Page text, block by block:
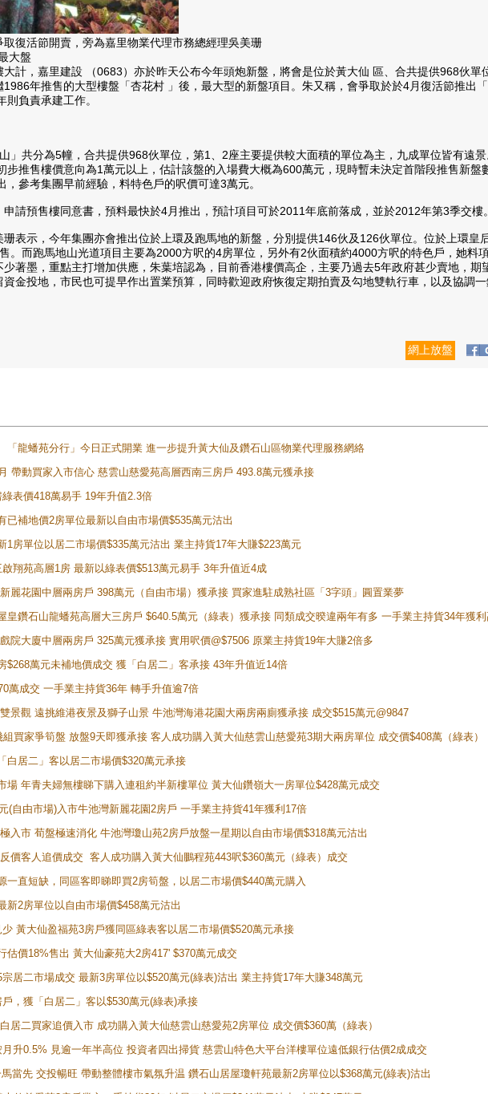
復活節開賣，旁為嘉里物業代理市務總經理吳美珊
大盤
計，嘉里建設 （0683）亦於昨天公布今年頭炮新盤，將會是位於黃大仙 區、合共提供968伙
年推售的大型樓盤「杏花村 」後，最大型的新盤項目。朱又稱，會爭取於於4月復活節推出
負責承建工作。
」共分為5幢，合共提供968伙單位，第1、2座主要提供較大面積的單位為主，九成單位皆有遠
步推售樓價意向為1萬元以上，估計該盤的入場費大概為600萬元，現時暫未決定首階段推售新
參考集團早前經驗，料特色戶的呎價可達3萬元。
請預售樓同意書，預料最快於4月推出，預計項目可於2011年底前落成，並於2012年第3季交樓
表示，今年集團亦會推出位於上環及跑馬地的新盤，分別提供146伙及126伙單位。位於上環
。而跑馬地山光道項目主要為2000方呎的4房單位，另外有2伙面積約4000方呎的特色戶，她料
著墨，重點主打增加供應，朱葉培認為，目前香港樓價高企，主要乃過去5年政府甚少賣地，
金投地，市民也可提早作出置業預算，同時歡迎政府恢復定期拍賣及勾地雙軌行車，以及協調
網上放盤
龍蟠苑分行」今日正式開業 進一步提升黃大仙及鑽石山區物業代理服務網絡
帶動買家入市信心 慈雲山慈愛苑高層西南三房戶 493.8萬元獲承接
表價418萬易手 19年升值2.3倍
已補地價2房單位最新以自由市場價$535萬元沽出
1房單位以居二市場價$335萬元沽出 業主持貨17年大賺$223萬元
翔苑高層1房 最新以綠表價$513萬元易手 3年升值近4成
麗花園中層兩房戶 398萬元（自由市場）獲承接 買家進駐成熟社區「3字頭」圓置業夢
皇鑽石山龍蟠苑高層大三房戶 $640.5萬元（綠表）獲承接 同類成交暌違兩年有多 一手業主持貨34年獲
院大廈中層兩房戶 325萬元獲承接 實用呎價@$7506 原業主持貨19年大賺2倍多
$268萬元未補地價成交 獲「白居二」客承接 43年升值近14倍
萬成交 一手業主持貨36年 轉手升值逾7倍
景觀 遠挑維港夜景及獅子山景 牛池灣海港花園大兩房兩廁獲承接 成交$515萬元@9847
買家爭筍盤 放盤9天即獲承接 客人成功購入黃大仙慈雲山慈愛苑3期大兩房單位 成交價$408萬（綠表）
白居二」客以居二市場價$320萬元承接
場 年青夫婦無樓睇下購入連租約半新樓單位 黃大仙鑽嶺大一房單位$428萬元成交
(自由市場)入市牛池灣新麗花園2房戶 一手業主持貨41年獲利17倍
入市 荀盤極速消化 牛池灣瓊山苑2房戶放盤一星期以自由市場價$318萬元沽出
價客人追價成交 客人成功購入黃大仙鵬程苑443呎$360萬元（綠表）成交
一直短缺，同區客即睇即買2房筍盤，以居二市場價$440萬元購入
新2房單位以自由市場價$458萬元沽出
黃大仙盈福苑3房戶獲同區綠表客以居二市場價$520萬元承接
估價18%售出 黃大仙豪苑大2房417' $370萬元成交
居二市場成交 最新3房單位以$520萬元(綠表)沽出 業主持貨17年大賺348萬元
，獲「白居二」客以$530萬元(綠表)承接
居二買家追價入市 成功購入黃大仙慈雲山慈愛苑2房單位 成交價$360萬（綠表）
升0.5% 見逾一年半高位 投資者四出掃貨 慈雲山特色大平台洋樓單位遠低銀行估價2成成交
當先 交投暢旺 帶動整體樓市氣氛升温 鑽石山居屋瓊軒苑最新2房單位以$368萬元(綠表)沽出